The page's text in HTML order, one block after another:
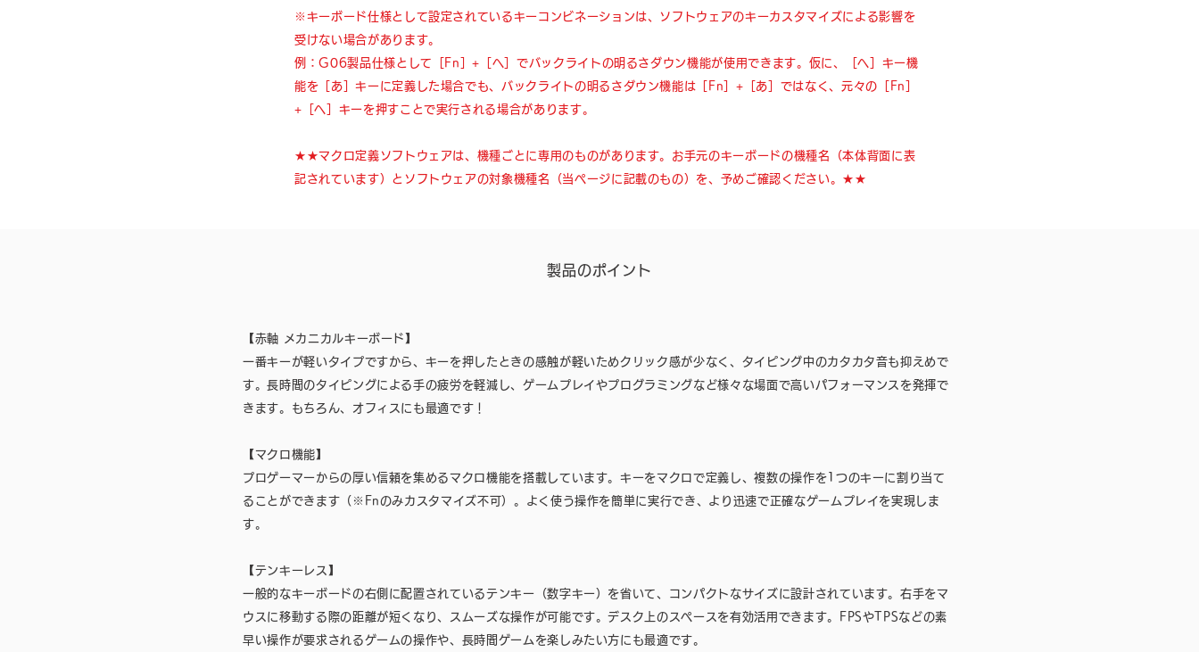
※キーボード仕様として設定されているキーコンビネーションは、ソフトウェアのキーカスタマイズによる影響を
受けない場合があります。
例：G06製品仕様として［Fn］+［へ］でバックライトの明るさダウン機能が使用できます。仮に、［へ］キー機
能を［あ］キーに定義した場合でも、バックライトの明るさダウン機能は［Fn］+［あ］ではなく、元々の［Fn］
+［へ］キーを押すことで実行される場合があります。
★★マクロ定義ソフトウェアは、機種ごとに専用のものがあります。お手元のキーボードの機種名（本体背面に表
記されています）とソフトウェアの対象機種名（当ページに記載のもの）を、予めご確認ください。★★
製品のポイント
【赤軸 メカニカルキーボード】
一番キーが軽いタイプですから、キーを押したときの感触が軽いためクリック感が少なく、タイピング中のカタカタ音も抑えめで
す。長時間のタイピングによる手の疲労を軽減し、ゲームプレイやプログラミングなど様々な場面で高いパフォーマンスを発揮で
きます。もちろん、オフィスにも最適です！
【マクロ機能】
プロゲーマーからの厚い信頼を集めるマクロ機能を搭載しています。キーをマクロで定義し、複数の操作を1つのキーに割り当て
ることができます（※Fnのみカスタマイズ不可）。よく使う操作を簡単に実行でき、より迅速で正確なゲームプレイを実現しま
す。
【テンキーレス】
一般的なキーボードの右側に配置されているテンキー（数字キー）を省いて、コンパクトなサイズに設計されています。右手をマ
ウスに移動する際の距離が短くなり、スムーズな操作が可能です。デスク上のスペースを有効活用できます。FPSやTPSなどの素
早い操作が要求されるゲームの操作や、長時間ゲームを楽しみたい方にも最適です。